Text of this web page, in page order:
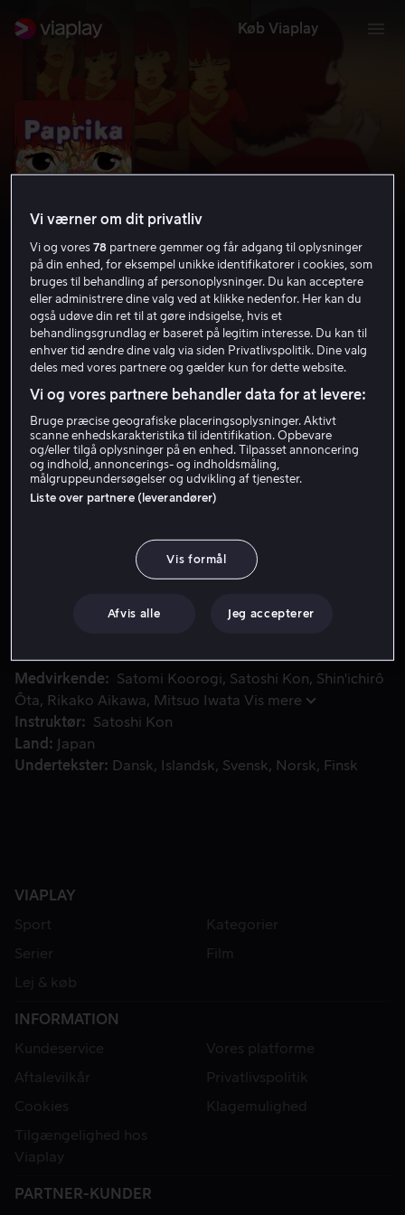
Køb Viaplay
Paprika
7.7 Drama Animation 2006
1 t. 26 min
15 år
HD
Lej 39 kr
Køb 109 kr
Da en maskine, der gør det muligt for terapeuter at
Da en maskine, der gør det muligt for terapeuter at
bryder helvede løs. Der er kun én person, der kan
Medvirkende Satomi Koorogi Satoshi Kon
Shin'ichirô
Ôta
Rikako Aikawa Mitsuo Iwata Vis mere
Instruktør
Satoshi Kon
Land
Japan
Undertekster
Dansk Islandsk Svensk Norsk Finsk
VIAPLAY
Sport
Kategorier
Serier
Film
Lej & køb
INFORMATION
Kundeservice
Vores platforme
Aftalevilkår
Privatlivspolitik
Cookies
Klagemulighed
Tilgængelighed hos
Viaplay
PARTNER-KUNDER
Vi værner om dit privatliv
Vi og vores78 partnere gemmer og får adgang til oplysninger
på din enhed, for eksempel unikke identifikatorer i cookies, som
bruges til behandling af personoplysninger. Du kan acceptere
eller administrere dine valg ved at klikke nedenfor. Her kan du
også udøve din ret til at gøre indsigelse, hvis et
behandlingsgrundlag er baseret på legitim interesse. Du kan til
enhver tid ændre dine valg via siden Privatlivspolitik. Dine valg
deles med vores partnere og gælder kun for dette website.
Vi og vores partnere behandler data for at levere:
Bruge præcise geografiske placeringsoplysninger. Aktivt
scanne enhedskarakteristika til identifikation. Opbevare
og/eller tilgå oplysninger på en enhed. Tilpasset annoncering
og indhold, annoncerings- og indholdsmåling,
målgruppeundersøgelser og udvikling af tjenester.
Liste over partnere (leverandører)
Vis formål
Afvis alle Jeg accepterer